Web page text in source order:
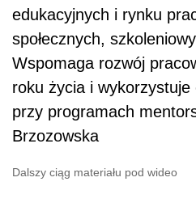
edukacyjnych i rynku
społecznych,
Wspomaga rozwój
roku życia i
przy programach
Brzozowska
Dalszy ciąg materiału pod wideo